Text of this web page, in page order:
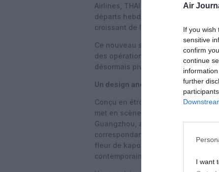
Air
If you wish
sensitive
confirm
continue
further
I want
Airlines, THAI et Turkish Airlines.
départs hebdomadaires vers 52
croissant de l’aéroport dans le
Ce nouveau salon remplace
des opérations premium allant de
désormais pivot du trafic
Un design ancré dans la culture
Conçu en étroite collaboration
met en scène des éléments de la
Guangzhou, afin de créer un fort
correspondance. Au centre de
fleur de kapok, emblème de la
contemporain.